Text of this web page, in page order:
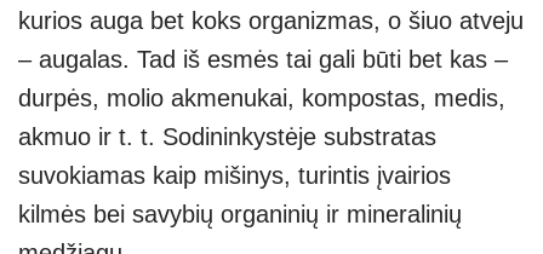
kurios auga bet koks organizmas, o šiuo atveju
– augalas. Tad iš esmės tai gali būti bet kas –
durpės, molio akmenukai, kompostas, medis,
akmuo ir t. t. Sodininkystėje substratas
suvokiamas kaip mišinys, turintis įvairios
kilmės bei savybių organinių ir mineralinių